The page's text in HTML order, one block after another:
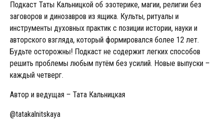
Подкаст Таты Кальницкой об эзотерике, магии, религии без
заговоров и динозавров из ящика. Культы, ритуалы и
инструменты духовных практик с позиции истории, науки и
авторского взгляда, который формировался более 12 лет.
Будьте осторожны! Подкаст не содержит легких способов
решить проблемы любым путём без усилий. Новые выпуски –
каждый четверг.
Автор и ведущая – Тата Кальницкая
@tatakalnitskaya